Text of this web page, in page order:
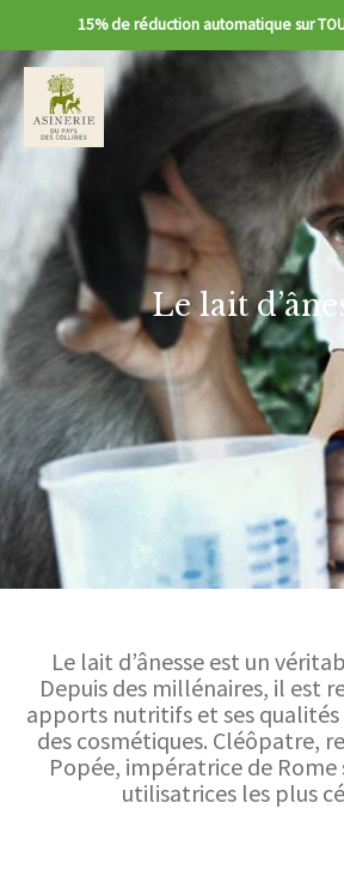
15% de réduction automatique sur
Le lait
Le lait d’ânesse est un
Depuis des millénaires, il est
apports nutritifs et ses
des cosmétiques. Cléôpatre,
Popée, impératrice de Rome
utilisatrices les plus